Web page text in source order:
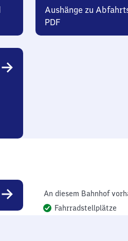
Aushänge zu
PDF
An diesem Bahnhof
Fahrradstellplätze